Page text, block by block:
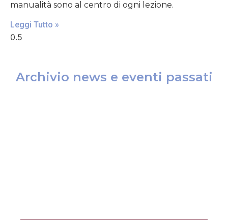
manualità sono al centro di ogni lezione.
Leggi Tutto »
Archivio news e eventi passati